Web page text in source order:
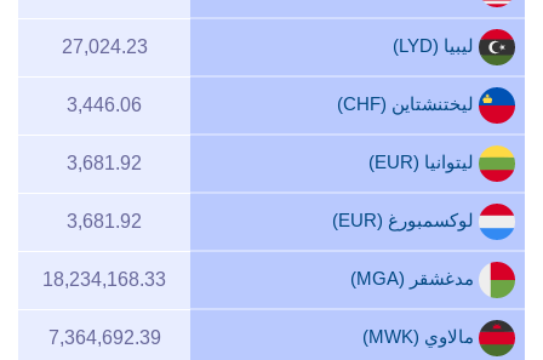
ليبيا (LYD) 27,024.23
ليختنشتاين (CHF) 3,446.06
ليتوانيا (EUR) 3,681.92
لوكسمبورغ (EUR) 3,681.92
مدغشقر (MGA) 18,234,168.33
مالاوي (MWK) 7,364,692.39